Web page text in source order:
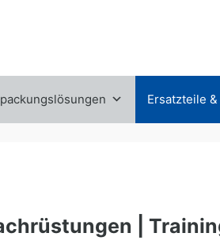
Ersatzteile
|